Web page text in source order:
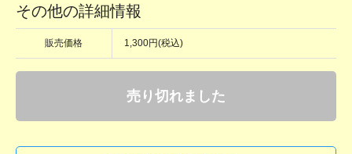
その他の詳細情報
販売価格 1,300円(税込)
売り切れました